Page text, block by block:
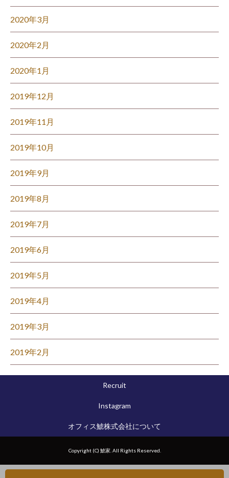
2020年3月
2020年2月
2020年1月
2019年12月
2019年11月
2019年10月
2019年9月
2019年8月
2019年7月
2019年6月
2019年5月
2019年4月
2019年3月
2019年2月
Recruit
Instagram
オフィス鯱株式会社について
Copyright (C) 鯱家. All Rights Reserved.